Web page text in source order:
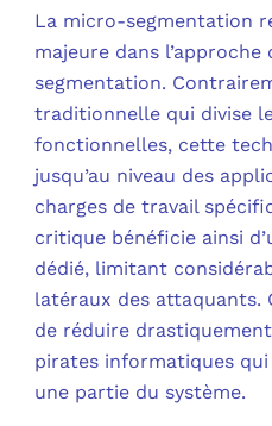
La micro-segmentation
majeure dans
segmentation.
traditionnelle qui divise
fonctionnelles, cette
jusqu’au niveau des
charges de travail
critique bénéficie ainsi
dédié, limitant
latéraux des
de réduire
pirates informatiques
une partie du système.